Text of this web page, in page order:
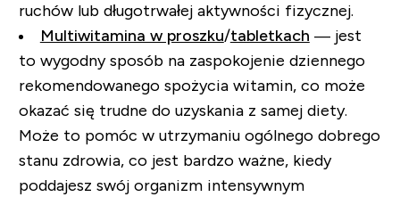
ruchów lub długotrwałej aktywności fizycznej.
Multiwitamina w proszku/tabletkach — jest
to wygodny sposób na zaspokojenie dziennego
rekomendowanego spożycia witamin, co może
okazać się trudne do uzyskania z samej diety.
Może to pomóc w utrzymaniu ogólnego dobrego
stanu zdrowia, co jest bardzo ważne, kiedy
poddajesz swój organizm intensywnym